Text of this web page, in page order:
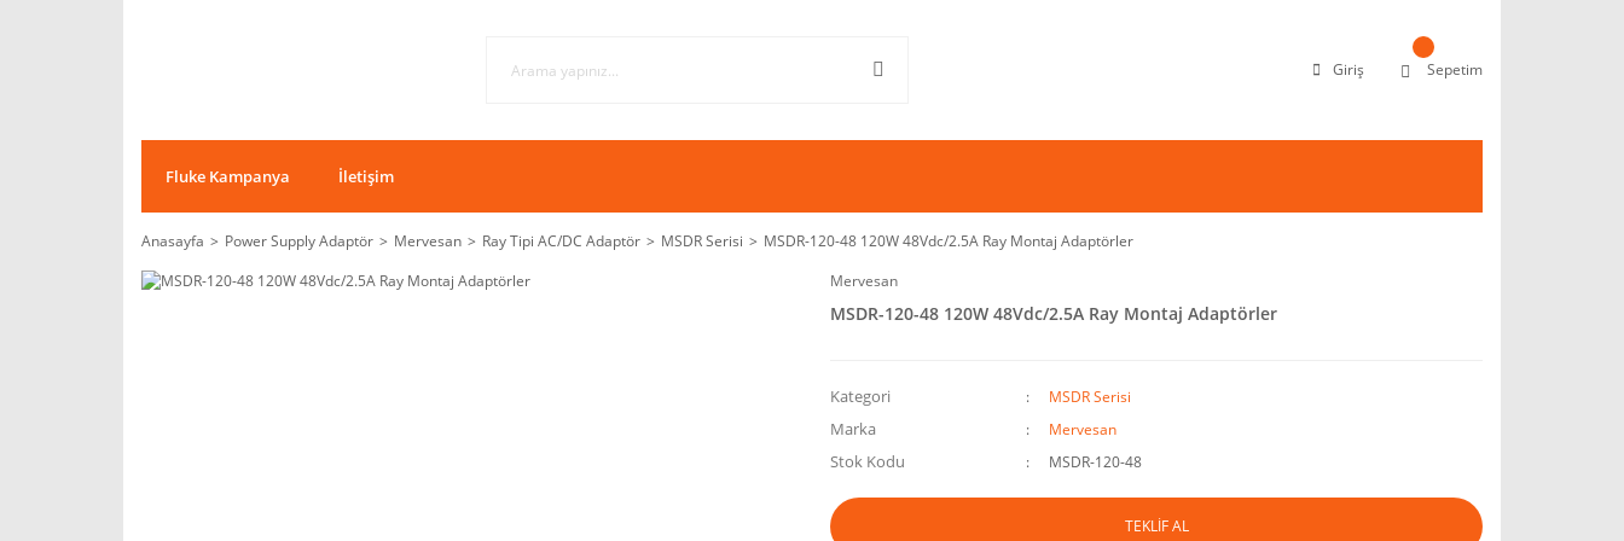
Giriş Sepetim
Fluke Kampanya İletişim
Anasayfa Power Supply Adaptör Mervesan Ray Tipi AC/DC Adaptör MSDR Serisi
MSDR-120-48 120W 48Vdc/2.5A Ray Montaj Adaptörler
Mervesan
MSDR-120-48 120W 48Vdc/2.5A Ray Montaj Adaptörler
Kategori MSDR Serisi
Marka Mervesan
Stok Kodu MSDR-120-48
TEKLİF AL